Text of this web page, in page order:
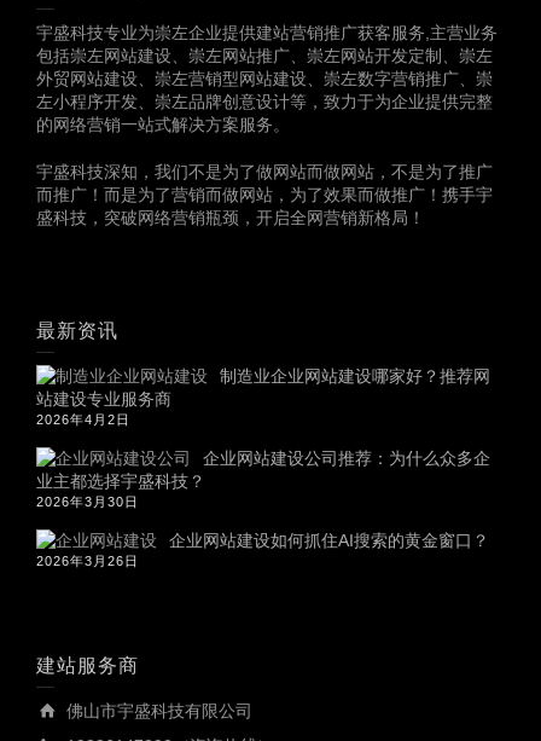
宇盛科技专业为崇左企业提供建站营销推广获客服务,主营业务
包括崇左网站建设、崇左网站推广、崇左网站开发定制、崇左
外贸网站建设、崇左营销型网站建设、崇左数字营销推广、崇
左小程序开发、崇左品牌创意设计等，致力于为企业提供完整
的网络营销一站式解决方案服务。
宇盛科技深知，我们不是为了做网站而做网站，不是为了推广
而推广！而是为了营销而做网站，为了效果而做推广！携手宇
盛科技，突破网络营销瓶颈，开启全网营销新格局！
最新资讯
制造业企业网站建设哪家好？推荐网
站建设专业服务商
2026年4月2日
企业网站建设公司推荐：为什么众多企
业主都选择宇盛科技？
2026年3月30日
企业网站建设如何抓住AI搜索的黄金窗口？
2026年3月26日
建站服务商
佛山市宇盛科技有限公司